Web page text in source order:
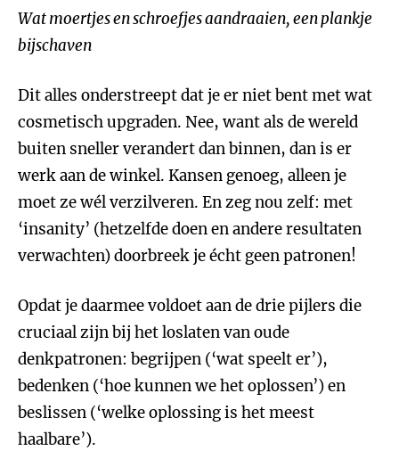
Wat moertjes en schroefjes aandraaien, een plankje
bijschaven
Dit alles onderstreept dat je er niet bent met wat
cosmetisch upgraden. Nee, want als de wereld
buiten sneller verandert dan binnen, dan is er
werk aan de winkel. Kansen genoeg, alleen je
moet ze wél verzilveren. En zeg nou zelf: met
‘insanity’ (hetzelfde doen en andere resultaten
verwachten) doorbreek je écht geen patronen!
Opdat je daarmee voldoet aan de drie pijlers die
cruciaal zijn bij het loslaten van oude
denkpatronen: begrijpen (‘wat speelt er’),
bedenken (‘hoe kunnen we het oplossen’) en
beslissen (‘welke oplossing is het meest
haalbare’).